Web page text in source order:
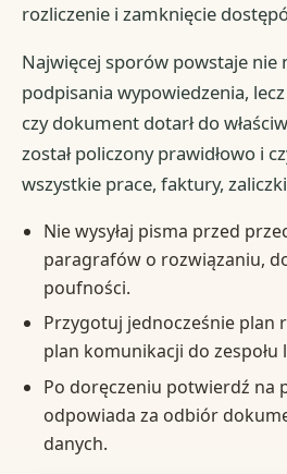
rozliczenie i zamknięcie
Najwięcej sporów powstaje nie
podpisania wypowiedzenia,
czy dokument dotarł do
został policzony prawidłowo i
wszystkie prace, faktury,
Nie wysyłaj pisma przed
paragrafów o rozwiązaniu,
poufności.
Przygotuj jednocześnie plan
plan komunikacji do zespołu
Po doręczeniu potwierdź na
odpowiada za odbiór
danych.